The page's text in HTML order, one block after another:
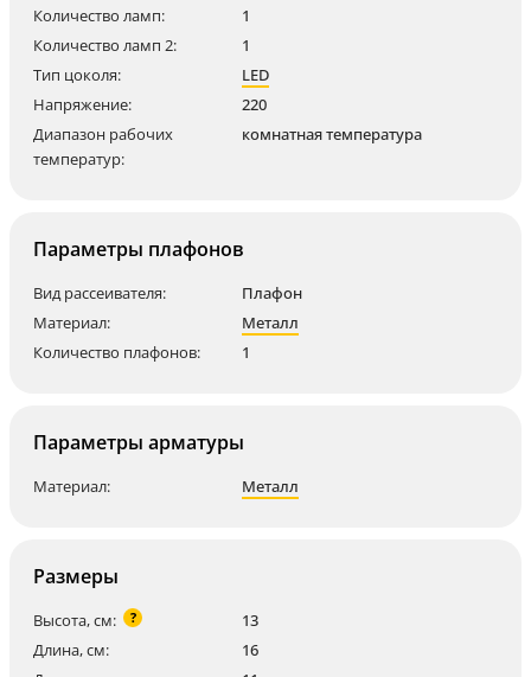
Количество ламп:
1
Количество ламп 2:
1
Тип цоколя:
LED
Напряжение:
220
Диапазон рабочих
температур:
комнатная температура
Параметры плафонов
Вид рассеивателя:
Плафон
Материал:
Металл
Количество плафонов:
1
Параметры арматуры
Материал: Металл
Размеры
Высота, см: ?
13
Длина, см:
16